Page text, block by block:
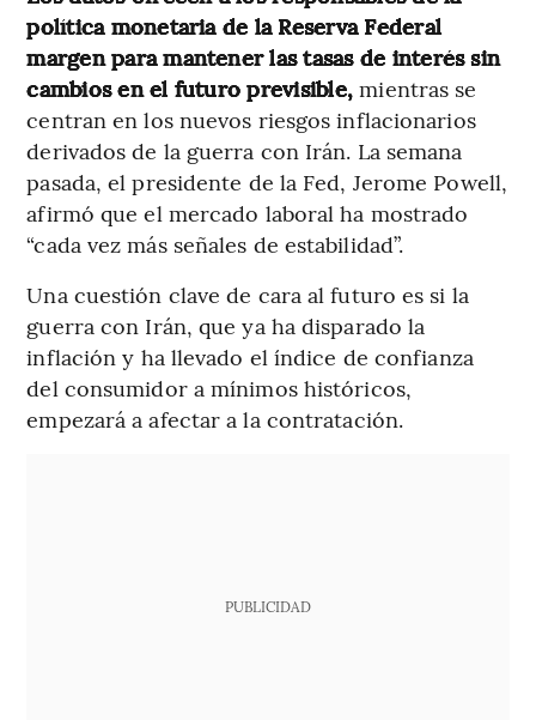
política monetaria de la Reserva Federal
margen para mantener las tasas de interés sin
cambios en el futuro previsible,mientras se
centran en los nuevos riesgos inflacionarios
derivados de la guerra con Irán. La semana
pasada, el presidente de la Fed, Jerome Powell,
afirmó que el mercado laboral ha mostrado
“cada vez más señales de estabilidad”.
Una cuestión clave de cara al futuro es si la
guerra con Irán, que ya ha disparado la
inflación y ha llevado el índice de confianza
del consumidor a mínimos históricos,
empezará a afectar a la contratación.
PUBLICIDAD